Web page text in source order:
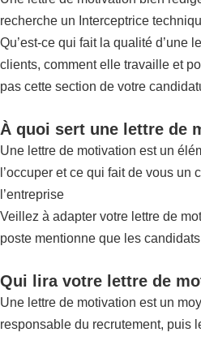
recherche un Interceptrice
Qu’est-ce qui fait la qualité d’une
clients, comment elle travaille et
pas cette section de votre
À quoi sert une lettre de
Une lettre de motivation est un
l’occuper et ce qui fait de vous
l’entreprise
Veillez à adapter votre lettre de
poste mentionne que les
Qui lira votre lettre de
Une lettre de motivation est un
responsable du recrutement, puis